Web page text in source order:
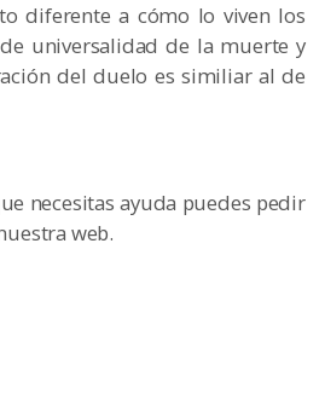
diferente a cómo lo viven los
universalidad de la muerte y
del duelo es similiar al de
necesitas ayuda puedes pedir
web.